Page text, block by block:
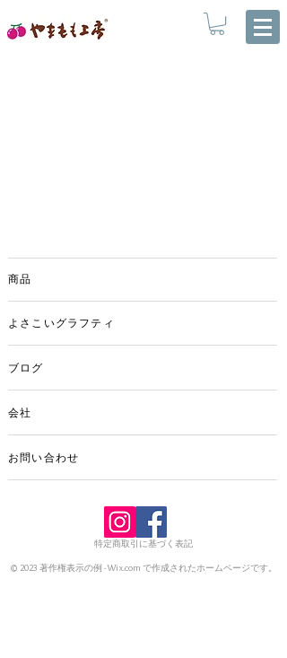
商品
よさこいグラフティ
ブログ
会社
お問い合わせ
特定商取引に基づく表記
© 2023 著作権表示の例 -Wix.com で作成されたホームページです。